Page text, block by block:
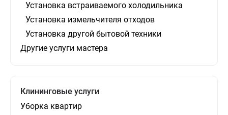
Установка встраиваемого холодильника
Установка измельчителя отходов
Установка другой бытовой техники
Другие услуги мастера
Клининговые услуги
Уборка квартир